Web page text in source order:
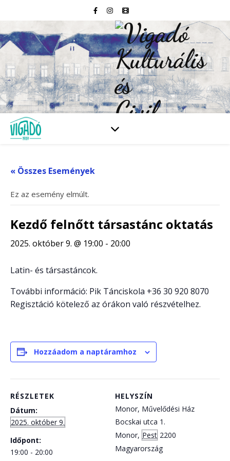
« Összes Események
Ez az esemény elmúlt.
Kezdő felnőtt társastánc oktatás
2025. október 9. @ 19:00 - 20:00
Latin- és társastáncok.
További információ: Pik Tánciskola +36 30 920 8070
Regisztáció kötelező az órákon való részvételhez.
Hozzáadom a naptáramhoz
RÉSZLETEK
Dátum:
2025. október 9.
Időpont:
19:00 - 20:00
HELYSZÍN
Monor, Művelődési Ház
Bocskai utca 1.
Monor, Pest 2200
Magyarország